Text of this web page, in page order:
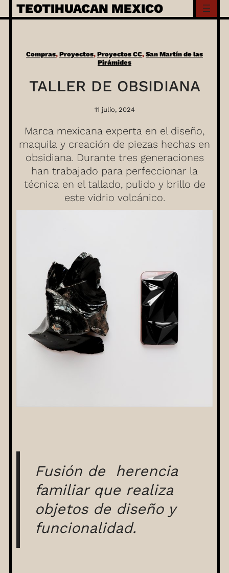
Skip
to
TEOTIHUACAN MEXICO
Compras, Proyectos, Proyectos CC, San Martín de las
Pirámides
TALLER DE OBSIDIANA
11 julio, 2024
Marca mexicana experta en el diseño,
maquila y creación de piezas hechas en
obsidiana. Durante tres generaciones
han trabajado para perfeccionar la
técnica en el tallado, pulido y brillo de
este vidrio volcánico.
Fusión de herencia
familiar que realiza
objetos de diseño y
funcionalidad.